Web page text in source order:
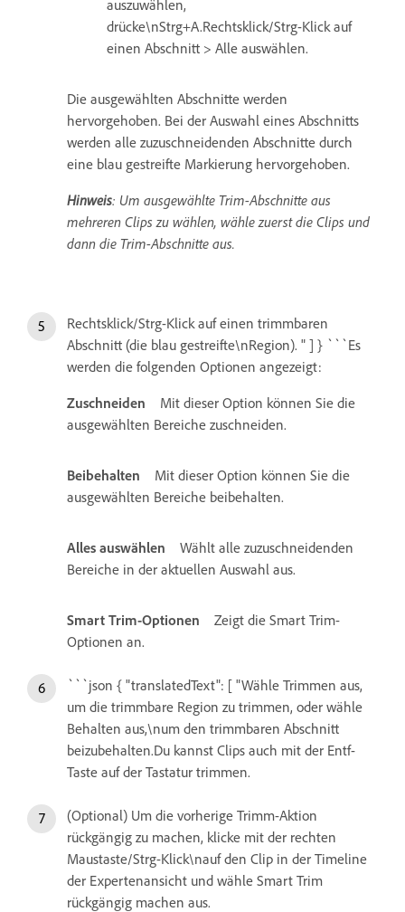
auszuwählen,
drücke\nStrg+A.Rechtsklick/Strg-Klick auf
einen Abschnitt > Alle auswählen.
Die ausgewählten Abschnitte werden
hervorgehoben. Bei der Auswahl eines Abschnitts
werden alle zuzuschneidenden Abschnitte durch
eine blau gestreifte Markierung hervorgehoben.
Hinweis: Um ausgewählte Trim-Abschnitte aus
mehreren Clips zu wählen, wähle zuerst die Clips und
dann die Trim-Abschnitte aus.
Rechtsklick/Strg-Klick auf einen trimmbaren
Abschnitt (die blau gestreifte\nRegion). " ] } ```Es
werden die folgenden Optionen angezeigt:
Zuschneiden
Mit dieser Option können Sie die
ausgewählten Bereiche zuschneiden.
Beibehalten
Mit dieser Option können Sie die
ausgewählten Bereiche beibehalten.
Alles auswählen
Wählt alle zuzuschneidenden
Bereiche in der aktuellen Auswahl aus.
Smart Trim-Optionen
Zeigt die Smart Trim-
Optionen an.
```json { "translatedText": [ "Wähle Trimmen aus,
um die trimmbare Region zu trimmen, oder wähle
Behalten aus,\num den trimmbaren Abschnitt
beizubehalten.Du kannst Clips auch mit der Entf-
Taste auf der Tastatur trimmen.
(Optional) Um die vorherige Trimm-Aktion
rückgängig zu machen, klicke mit der rechten
Maustaste/Strg-Klick\nauf den Clip in der Timeline
der Expertenansicht und wähle Smart Trim
rückgängig machen aus.